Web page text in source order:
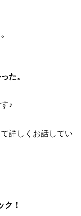
た。
♪
詳しくお話してい
！